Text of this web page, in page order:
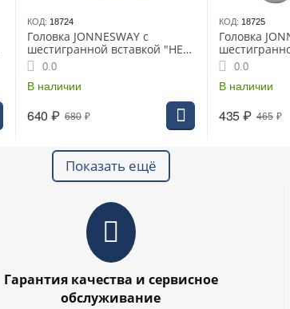
КОД: 18724
Головка JONNESWAY с
шестигранной вставкой "HEX"
1/2" 17мм L-55мм (S50H4117)
0.0
В наличии
680 ₽
640 ₽
КОД: 18725
Головка
1/2" 4мм L-
0.0
В наличии
465 ₽
435₽
Показать ещё
Гарантия качества и сервисное
обслуживание